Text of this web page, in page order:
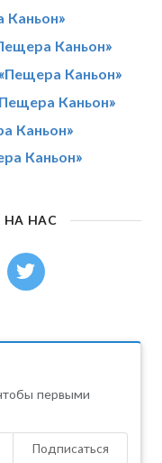
Каньон»
Каньон»
Каньон»
Каньон»
Каньон»
Каньон»
НАС
первыми
Подписаться